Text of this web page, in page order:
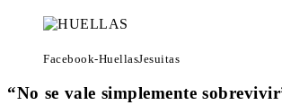
Facebook-HuellasJesuitas
“No se vale simplemente